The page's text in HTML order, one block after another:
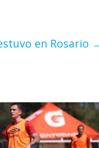
en Rosario